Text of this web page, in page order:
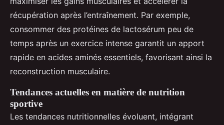
récupération après l’entraînement. Par exemple,
consommer des protéines de lactosérum peu de
temps après un exercice intense garantit un apport
rapide en acides aminés essentiels, favorisant ainsi la
reconstruction musculaire.
Tendances actuelles en matière de nutrition
sportive
Les tendances nutritionnelles évoluent, intégrant